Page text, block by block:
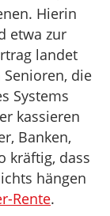
Hierin
etwa zur
landet
die
Systems
kassieren
Banken,
kräftig, dass
hängen
Rente.